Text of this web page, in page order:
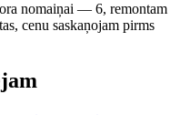
nomaiņai — 6, remontam
cenu saskaņojam pirms